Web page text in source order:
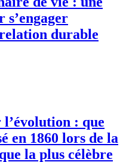
s’engager
durable
: que
en 1860 lors de la
la plus célèbre